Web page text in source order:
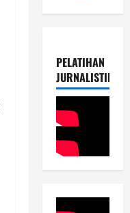
PELATIHAN
JURNALISTIK